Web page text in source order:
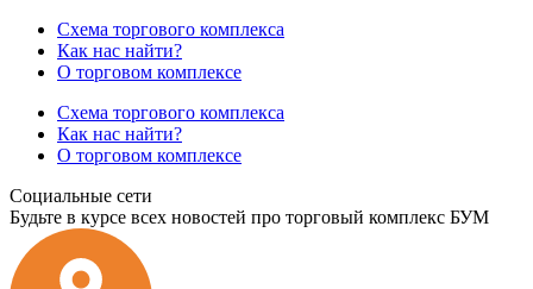
Схема торгового комплекса
Как нас найти?
О торговом комплексе
Схема торгового комплекса
Как нас найти?
О торговом комплексе
Социальные сети
Будьте в курсе всех новостей про торговый комплекс БУМ